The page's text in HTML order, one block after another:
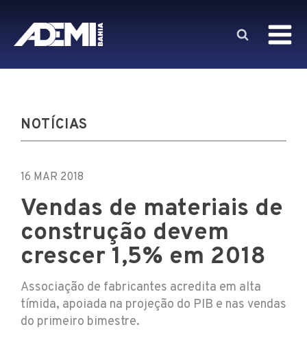
NOTÍCIAS
16 MAR 2018
Vendas de materiais de
construção devem
crescer 1,5% em 2018
Associação de fabricantes acredita em alta
tímida, apoiada na projeção do PIB e nas vendas
do primeiro bimestre.